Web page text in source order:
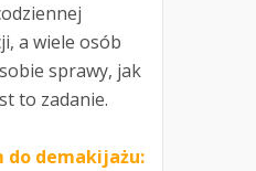
a wiele osób
sprawy, jak
to zadanie.
do demakijażu: